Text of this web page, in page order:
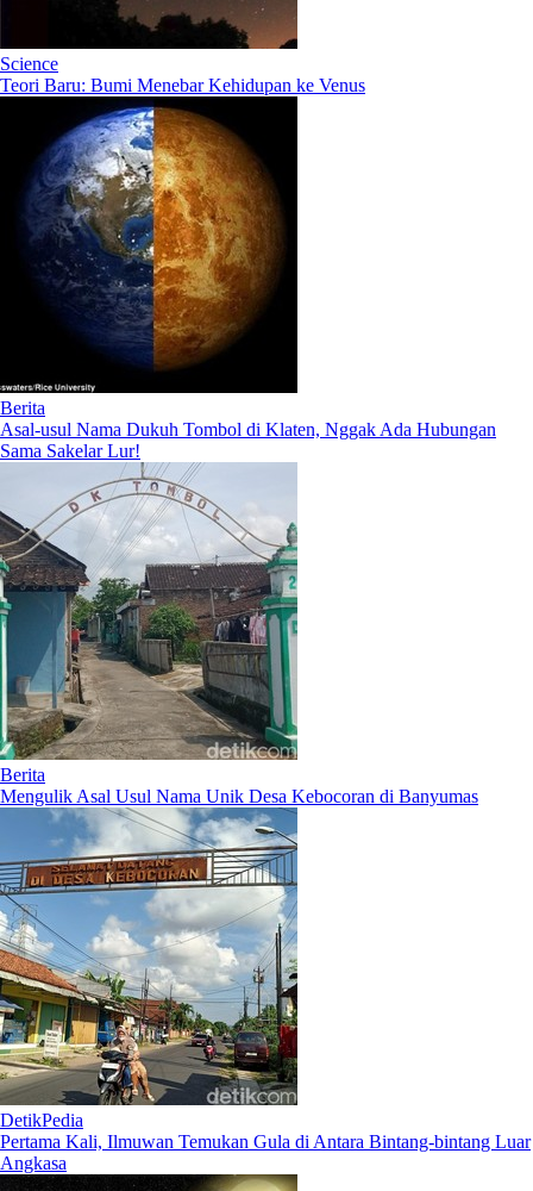
Science
Teori Baru: Bumi Menebar Kehidupan ke Venus
Berita
Asal-usul Nama Dukuh Tombol di Klaten, Nggak Ada Hubungan
Sama Sakelar Lur!
Berita
Mengulik Asal Usul Nama Unik Desa Kebocoran di Banyumas
DetikPedia
Pertama Kali, Ilmuwan Temukan Gula di Antara Bintang-bintang Luar
Angkasa